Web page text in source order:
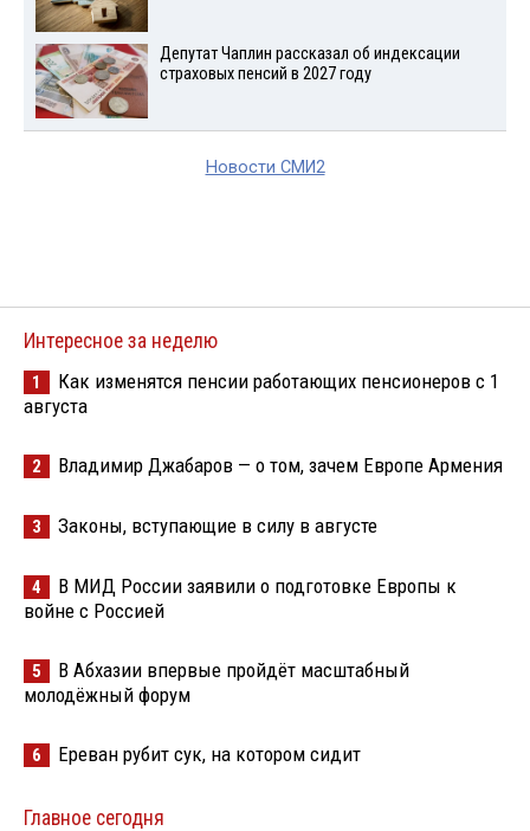
Депутат Чаплин рассказал об индексации
страховых пенсий в 2027 году
Новости СМИ2
Интересное за неделю
1
Как изменятся пенсии работающих пенсионеров с 1
августа
2 Владимир Джабаров — о том, зачем Европе Армения
3 Законы, вступающие в силу в августе
4
В МИД России заявили о подготовке Европы к
войне с Россией
5
В Абхазии впервые пройдёт масштабный
молодёжный форум
6 Ереван рубит сук, на котором сидит
Главное сегодня